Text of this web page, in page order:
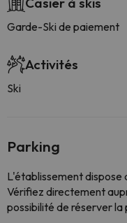
Garde-Ski de paiement
Activités
Ski
Parking
L'établissement
Vérifiez directement
possibilité de réserver la